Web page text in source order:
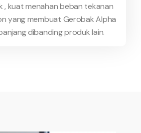
, kuat menahan beban tekanan
yang membuat Gerobak Alpha
dibanding produk lain.